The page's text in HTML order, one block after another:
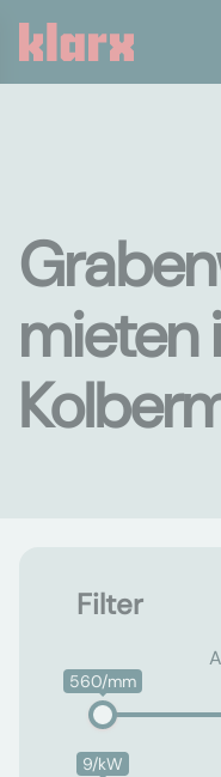
mieten
Filter
560/mm
9/kW